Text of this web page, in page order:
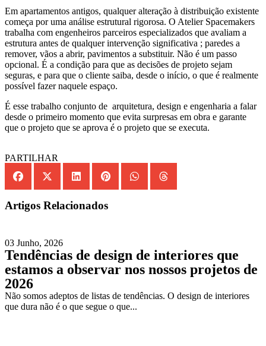
Em apartamentos antigos, qualquer alteração à distribuição existente
começa por uma análise estrutural rigorosa. O Atelier Spacemakers
trabalha com engenheiros parceiros especializados que avaliam a
estrutura antes de qualquer intervenção significativa ; paredes a
remover, vãos a abrir, pavimentos a substituir. Não é um passo
opcional. É a condição para que as decisões de projeto sejam
seguras, e para que o cliente saiba, desde o início, o que é realmente
possível fazer naquele espaço.
É esse trabalho conjunto de arquitetura, design e engenharia a falar
desde o primeiro momento que evita surpresas em obra e garante
que o projeto que se aprova é o projeto que se executa.
PARTILHAR
Artigos Relacionados
03 Junho, 2026
Tendências de design de interiores que
estamos a observar nos nossos projetos de
2026
Não somos adeptos de listas de tendências. O design de interiores
que dura não é o que segue o que...